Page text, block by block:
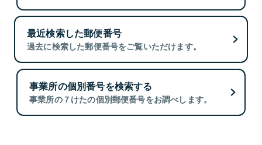
最近検索した郵便番号
過去に検索した郵便番号をご覧いただけます。
事業所の個別番号を検索する
事業所の７けたの個別郵便番号をお調べします。